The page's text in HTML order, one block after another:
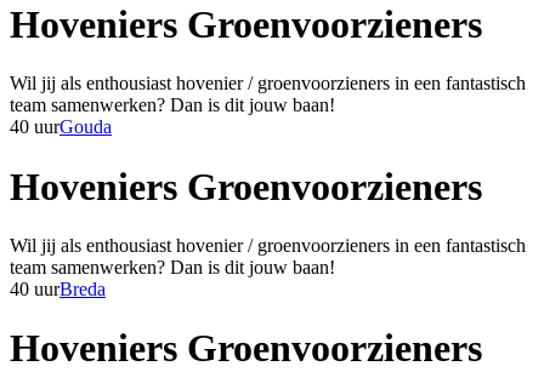
Hoveniers Groenvoorzieners
Wil jij als enthousiast hovenier / groenvoorzieners in een fantastisch
team samenwerken? Dan is dit jouw baan!
40 uurGouda
Hoveniers Groenvoorzieners
Wil jij als enthousiast hovenier / groenvoorzieners in een fantastisch
team samenwerken? Dan is dit jouw baan!
40 uurBreda
Hoveniers Groenvoorzieners